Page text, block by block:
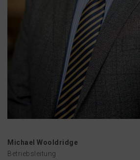
Michael Wooldridge
Betriebsleitung